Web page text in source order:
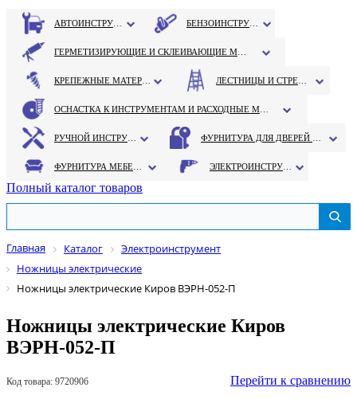
Полный каталог товаров
Главная Каталог
Электроинструмент
Ножницы электрические
Ножницы электрические Киров ВЭРН-052-П
Ножницы электрические Киров
ВЭРН-052-П
Код товара: 9720906 Перейти к сравнению